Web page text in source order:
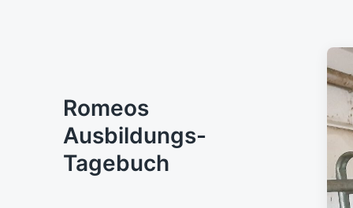
Romeos
Ausbildungs-
Tagebuch